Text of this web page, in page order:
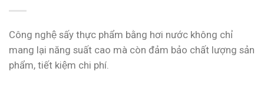
Công nghệ sấy thực phẩm bằng hơi nước không chỉ
mang lại năng suất cao mà còn đảm bảo chất lượng sản
phẩm, tiết kiệm chi phí.